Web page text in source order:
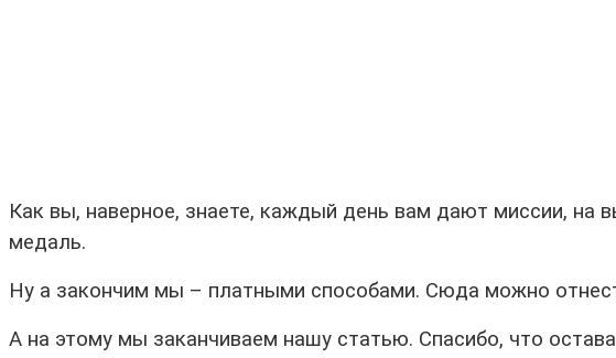
Как вы, наверное, знаете, каждый день вам дают миссии, на
медаль.
Ну а закончим мы – платными способами. Сюда можно
А на этому мы заканчиваем нашу статью. Спасибо, что